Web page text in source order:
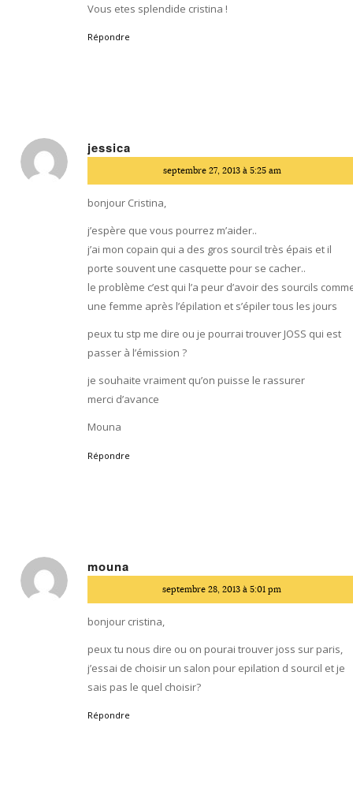
Vous etes splendide cristina !
Répondre
jessica
:
septembre 27, 2013 à 5:25 am
bonjour Cristina,
j’espère que vous pourrez m’aider..
j’ai mon copain qui a des gros sourcil très épais et il
porte souvent une casquette pour se cacher..
le problème c’est qui l’a peur d’avoir des sourcils
une femme après l’épilation et s’épiler tous les jours
peux tu stp me dire ou je pourrai trouver JOSS qui est
passer à l’émission ?
je souhaite vraiment qu’on puisse le rassurer
merci d’avance
Mouna
Répondre
mouna
:
septembre 28, 2013 à 5:01 pm
bonjour cristina,
peux tu nous dire ou on pourai trouver joss sur paris,
j’essai de choisir un salon pour epilation d sourcil et je
sais pas le quel choisir?
Répondre